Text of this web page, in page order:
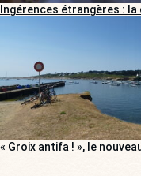
Ingérences étrangères :
« Groix antifa ! », le